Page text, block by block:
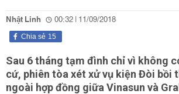
Nhật Linh 00:32 | 11/09/2018
15
Chia sẻ
Sau 6 tháng tạm đình chỉ vì không
cứ, phiên tòa xét xử vụ kiện Đòi bồi
ngoài hợp đồng giữa Vinasun và